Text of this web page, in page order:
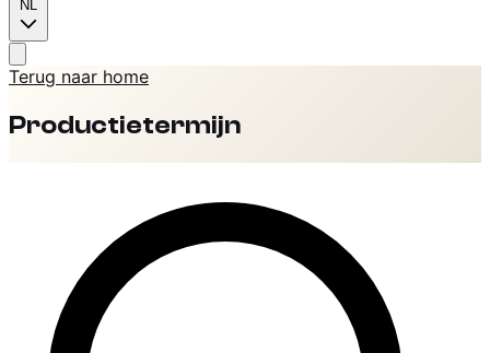
NL
Terug naar home
Productietermijn